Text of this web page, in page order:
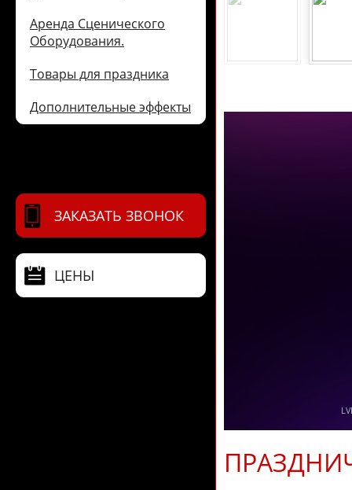
Аренда Сценического
Оборудования.
Товары для праздника
Дополнительные эффекты
ЗАКАЗАТЬ ЗВОНОК
ЦЕНЫ